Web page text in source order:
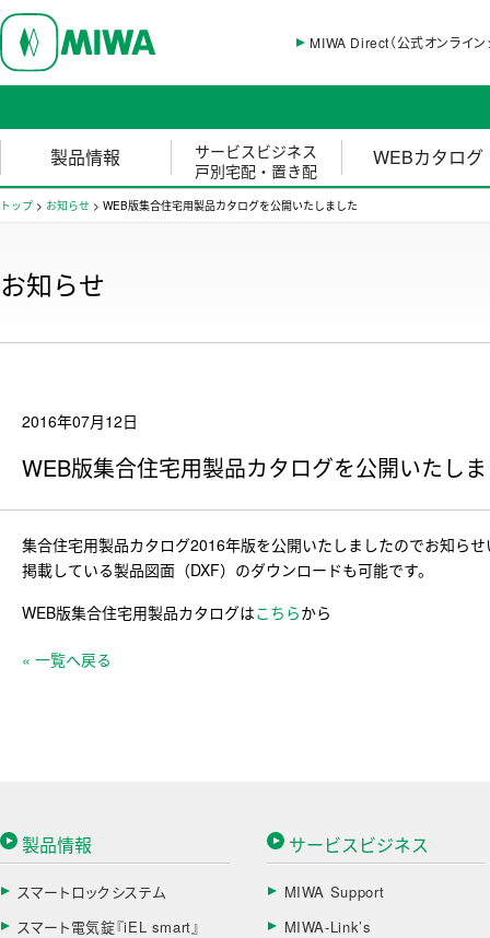
MIWA Direct（公式オンライン
製品情報
サービスビジネス
戸別宅配・置き配
WEBカタログ
トップ > お知らせ > WEB版集合住宅用製品カタログを公開いたしました
お知らせ
2016年07月12日
WEB版集合住宅用製品カタログを公開いたし
集合住宅用製品カタログ2016年版を公開いたしましたのでお知ら
掲載している製品図面（DXF）のダウンロードも可能です。
WEB版集合住宅用製品カタログはこちらから
« 一覧へ戻る
製品情報
スマートロックシステム
スマート電気錠『iEL smart』
サービスビジネス
MIWA Support
MIWA-Link’s